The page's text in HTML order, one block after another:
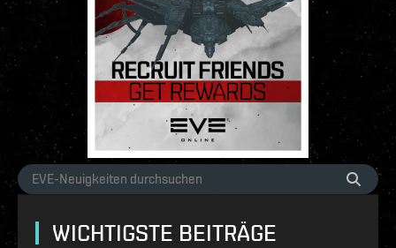
WICHTIGSTE BEITRÄGE